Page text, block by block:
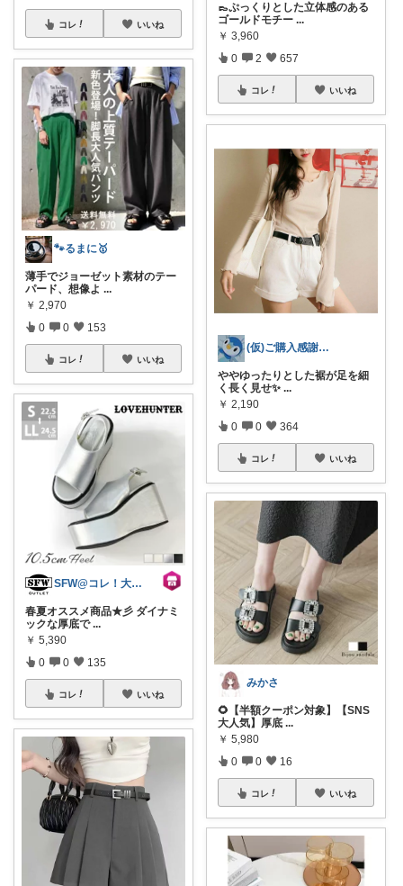
コレ いいね
🐾るまに🥇
薄手でジョーゼット素材のテー
パード、想像よ ...
￥ 2,970
0 0 153
コレ いいね
SFW@コレ！大歓迎
春夏オススメ商品★彡 ダイナミ
ックな厚底で ...
￥ 5,390
0 0 135
コレ いいね
👞ぷっくりとした立体感のある
ゴールドモチー ...
￥ 3,960
0 2 657
コレ いいね
(仮)ご購入感謝致します😊
ややゆったりとした裾が足を細
く長く見せ✨️ ...
￥ 2,190
0 0 364
コレ いいね
みかさ
🌻【半額クーポン対象】【SNS
大人気】厚底 ...
￥ 5,980
0 0 16
コレ いいね